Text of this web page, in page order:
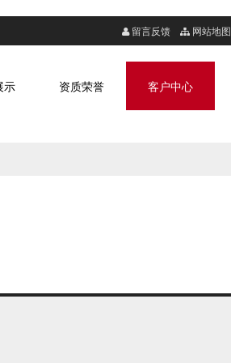
留言反馈 网站地图
客户中心
资质荣誉
示